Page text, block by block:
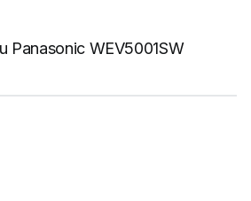
Panasonic WEV5001SW